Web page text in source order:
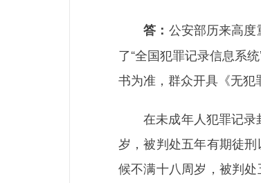
答： 公安部历来高
了“全国犯罪记录信息系
书为准，群众开具《无犯
在未成年人犯罪记录
岁，被判处五年有期徒
候不满十八周岁，被判